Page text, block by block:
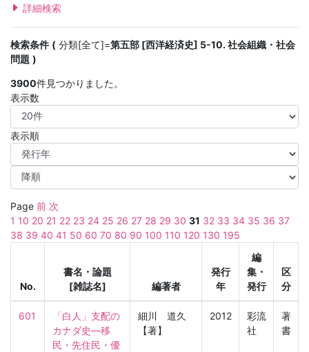
詳細検索
検索条件 分類[全て]=第五部 [西洋経済史] 5-10. 社会組織・社会
問題
3900件見つかりました。
表示数
表示順
Page 前 次
1 10 20 21 22 23 24 25 26 27 28 29 30 31 32 33 34 35 36 37
38 39 40 41 50 60 70 80 90 100 110 120 130 195
No.
書名・論題
[雑誌名]
編著者
発行
年
編
集・
発行
区
分
601
「白人」支配の
カナダ史―移
民・先住民・優
細川 道久
【著】
2012
彩流
社
著
書